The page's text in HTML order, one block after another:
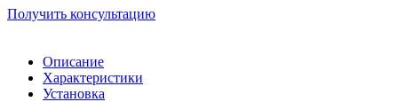
Получить консультацию
Описание
Характеристики
Установка